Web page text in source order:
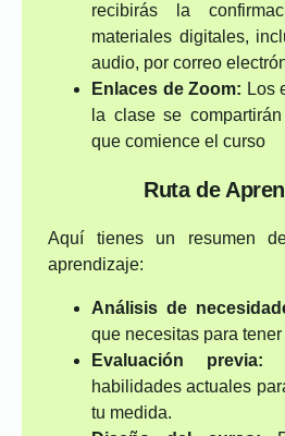
recibirás la
materiales digitales,
audio, por correo
Enlaces de Zoom: Los
la clase se
que comience el curso
Ruta de
Aquí tienes un resumen
aprendizaje:
Análisis de
que necesitas para tener
Evaluación previa:
habilidades actuales
tu medida.